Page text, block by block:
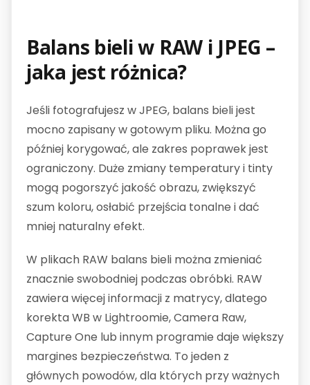
Balans bieli w RAW i JPEG –
jaka jest różnica?
Jeśli fotografujesz w JPEG, balans bieli jest
mocno zapisany w gotowym pliku. Można go
później korygować, ale zakres poprawek jest
ograniczony. Duże zmiany temperatury i tinty
mogą pogorszyć jakość obrazu, zwiększyć
szum koloru, osłabić przejścia tonalne i dać
mniej naturalny efekt.
W plikach RAW balans bieli można zmieniać
znacznie swobodniej podczas obróbki. RAW
zawiera więcej informacji z matrycy, dlatego
korekta WB w Lightroomie, Camera Raw,
Capture One lub innym programie daje większy
margines bezpieczeństwa. To jeden z
głównych powodów, dla których przy ważnych